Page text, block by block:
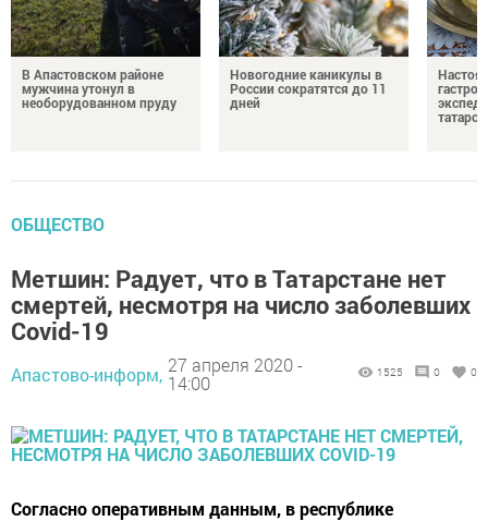
В Апастовском районе
мужчина утонул в
необорудованном пруду
Новогодние каникулы в
России сократятся до 11
дней
ОБЩЕСТВО
Метшин: Радует, что в Татарстане нет
смертей, несмотря на число заболевших
Covid-19
Апастово-информ, 27 апреля 2020 -
14:00
1525 0 0
Согласно оперативным данным, в республике